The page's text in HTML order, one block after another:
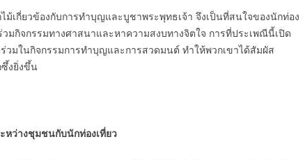
ม้เกี่ยวข้องกับการทำบุญและบูชาพระพุทธเจ้า จึงเป็นที่สนใจของนักท่อง
วมกิจกรรมทางศาสนาและหาความสงบทางจิตใจ การที่ประเพณีนี้เปิด
วมในกิจกรรมการทำบุญและการสวดมนต์ ทำให้พวกเขาได้สัมผัส
งยิ่งขึ้น
หว่างชุมชนกับนักท่องเที่ยว